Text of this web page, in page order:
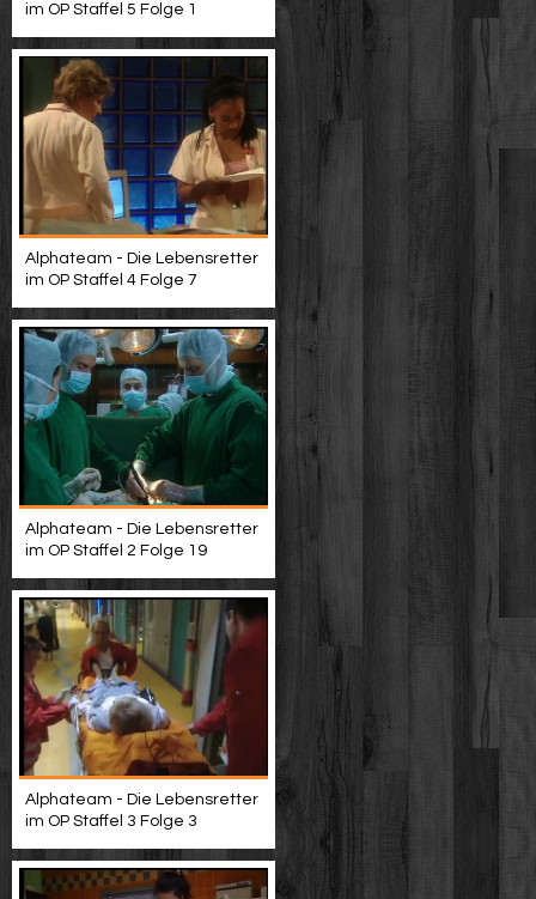
im OP Staffel 5 Folge 1
Alphateam - Die Lebensretter
im OP Staffel 4 Folge 7
Alphateam - Die Lebensretter
im OP Staffel 2 Folge 19
Alphateam - Die Lebensretter
im OP Staffel 3 Folge 3